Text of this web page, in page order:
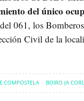
del único
061, los
Civil de la
COMPOSTELA BOIRO (A